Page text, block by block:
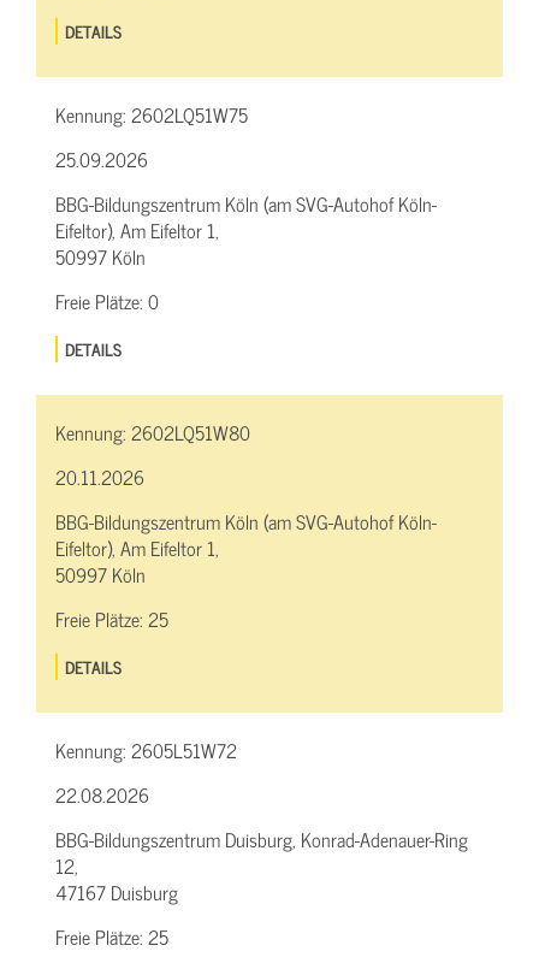
DETAILS
Kennung:2602LQ51W75
25.09.2026
BBG-Bildungszentrum Köln (am SVG-Autohof Köln-
Eifeltor), Am Eifeltor 1,
50997 Köln
Freie Plätze:0
DETAILS
Kennung:2602LQ51W80
20.11.2026
BBG-Bildungszentrum Köln (am SVG-Autohof Köln-
Eifeltor), Am Eifeltor 1,
50997 Köln
Freie Plätze:25
DETAILS
Kennung:2605L51W72
22.08.2026
BBG-Bildungszentrum Duisburg, Konrad-Adenauer-Ring
12,
47167 Duisburg
Freie Plätze:25